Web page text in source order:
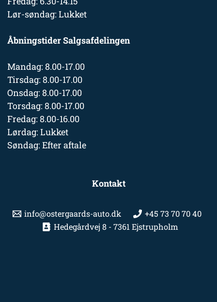
Lør-søndag: Lukket
Åbningstider Salgsafdelingen
Mandag: 8.00-17.00
Tirsdag: 8.00-17.00
Onsdag: 8.00-17.00
Torsdag: 8.00-17.00
Fredag: 8.00-16.00
Lørdag: Lukket
Søndag: Efter aftale
Kontakt
info@ostergaards-auto.dk
+45 73 70 70 40
Hedegårdvej 8 - 7361 Ejstrupholm